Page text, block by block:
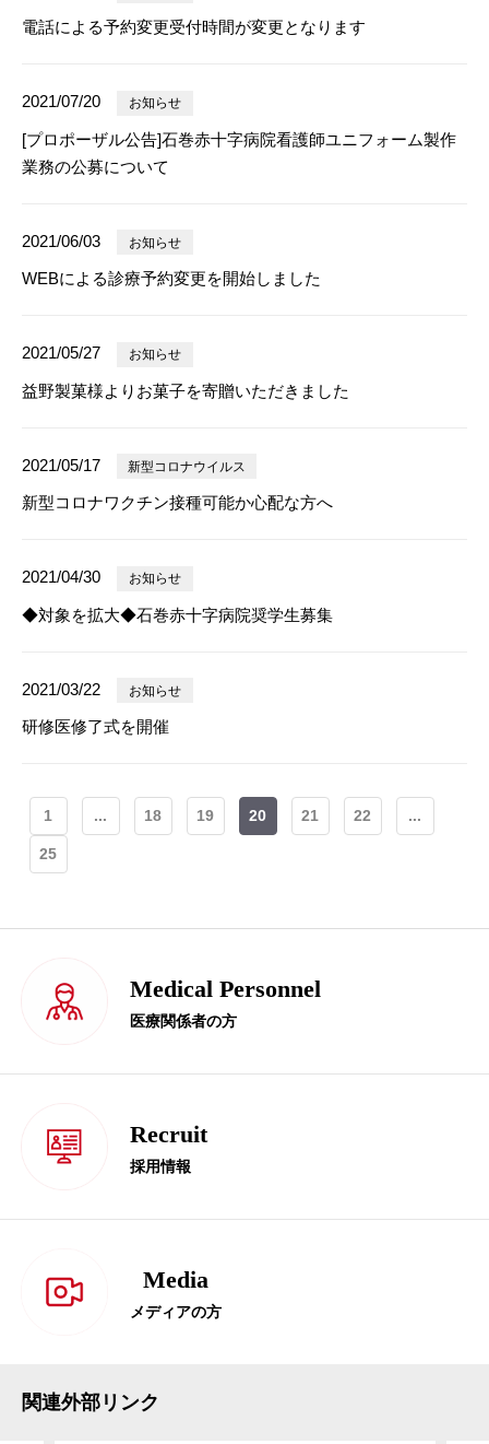
電話による予約変更受付時間が変更となります
2021/07/20 お知らせ
[プロポーザル公告]石巻赤十字病院看護師ユニフォーム製作
業務の公募について
2021/06/03 お知らせ
WEBによる診療予約変更を開始しました
2021/05/27 お知らせ
益野製菓様よりお菓子を寄贈いただきました
2021/05/17 新型コロナウイルス
新型コロナワクチン接種可能か心配な方へ
2021/04/30 お知らせ
◆対象を拡大◆石巻赤十字病院奨学生募集
2021/03/22 お知らせ
研修医修了式を開催
1 ... 18 19 20 21 22 ...
25
Medical Personnel
医療関係者の方
Recruit
採用情報
Media
メディアの方
関連外部リンク